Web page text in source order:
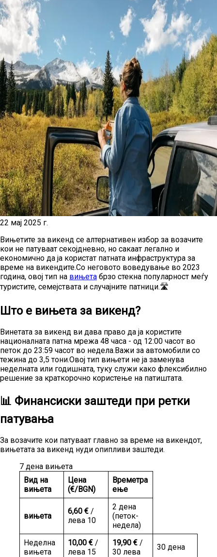
22 мај 2025 г.
Вињетите за викенд се алтернативен избор за возачите
кои не патуваат секојдневно, но сакаат легално и
економично да ја користат патната инфраструктура за
време на викендите.Со неговото воведување во 2023
година, овој тип на вињета брзо стекна популарност меѓу
туристите, семејствата и случајните патници.🛣️
Што е вињета за викенд?
Винетата за викенд ви дава право да ја користите
националната патна мрежа 48 часа - од 12:00 часот во
петок до 23:59 часот во недела.Важи за автомобили со
тежина до 3,5 тони.Овој тип вињети не ја заменува
неделната или годишната, туку служи како флексибилно
решение за краткорочно користење на патиштата.
📊 Финансиски заштеди при ретки
патувања
За возачите кои патуваат главно за време на викендот,
вињетата за викенд нуди опипливи заштеди.
7 дена вињета
Вид на
вињета
Цена
(€/BGN)
Времетра
ење
вињета
6,60 € /
лева 10
2 дена
(петок-
недела)
Неделна
вињета
10,00 € /
лева 15
19,90 € /
30 лева
30 дена